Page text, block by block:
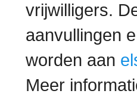
vrijwilligers.
aanvullingen
worden aan
Meer